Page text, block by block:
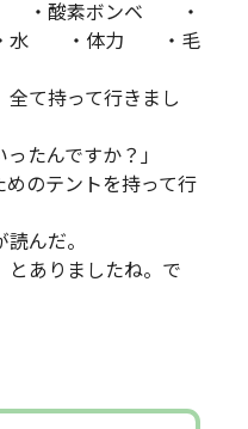
酸素ボンベ ・
水 ・体力 ・毛
全て持って行きまし
たんですか？」
めのテントを持って行
んだ。
とありましたね。で